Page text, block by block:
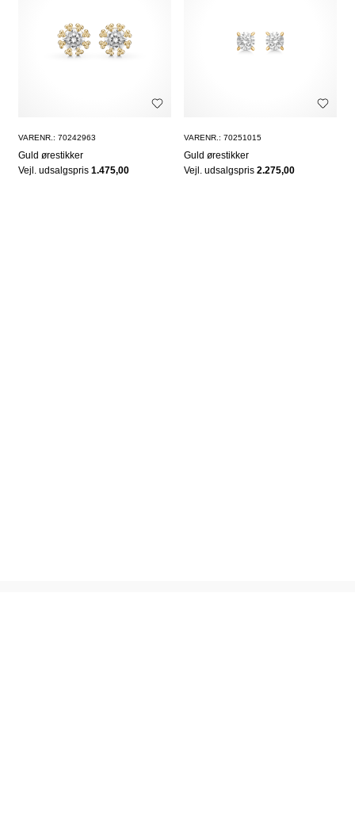
VARENR.: 70242963
Guld ørestikker
Vejl. udsalgspris 1.475,00
VARENR.: 70251015
Guld ørestikker
Vejl. udsalgspris2.275,00